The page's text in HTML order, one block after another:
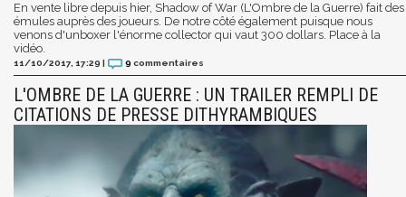
En vente libre depuis hier, Shadow of War (L'Ombre de la Guerre) fait des
émules auprès des joueurs. De notre côté également puisque nous
venons d'unboxer l'énorme collector qui vaut 300 dollars. Place à la
vidéo.
11/10/2017, 17:29 | 9 commentaires
L'OMBRE DE LA GUERRE : UN TRAILER REMPLI DE
CITATIONS DE PRESSE DITHYRAMBIQUES